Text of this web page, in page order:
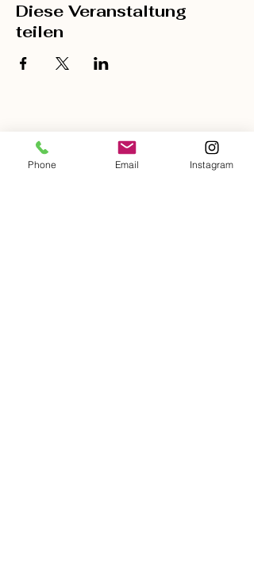
Diese Veranstaltung
teilen
Kostenloses
Phone Email Instagram